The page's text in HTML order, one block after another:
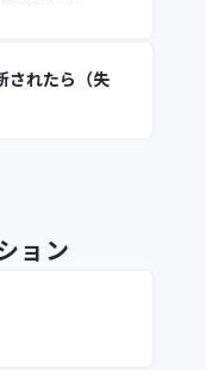
されたら（失
ョン